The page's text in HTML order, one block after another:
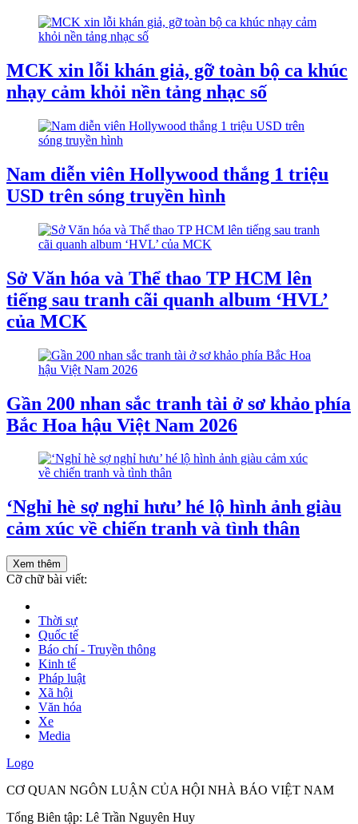
MCK xin lỗi khán giả, gỡ toàn bộ ca khúc
nhạy cảm khỏi nền tảng nhạc số
Nam diễn viên Hollywood thắng 1 triệu
USD trên sóng truyền hình
Sở Văn hóa và Thể thao TP HCM lên
tiếng sau tranh cãi quanh album ‘HVL’
của MCK
Gần 200 nhan sắc tranh tài ở sơ khảo phía
Bắc Hoa hậu Việt Nam 2026
‘Nghỉ hè sợ nghỉ hưu’ hé lộ hình ảnh giàu
cảm xúc về chiến tranh và tình thân
Xem thêm
Cỡ chữ bài viết:
Thời sự
Quốc tế
Báo chí - Truyền thông
Kinh tế
Pháp luật
Xã hội
Văn hóa
Xe
Media
Logo
CƠ QUAN NGÔN LUẬN CỦA HỘI NHÀ BÁO VIỆT NAM
Tổng Biên tập: Lê Trần Nguyên Huy